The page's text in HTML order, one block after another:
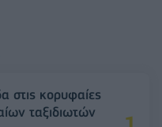
στις κορυφαίες
ταξιδιωτών